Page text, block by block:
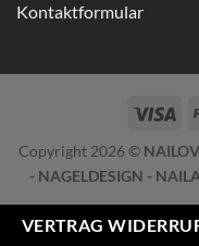
Kontaktformular
Copyright 2026 ©
- NAGELDESIGN -
VERTRAG